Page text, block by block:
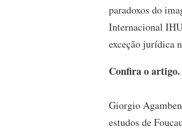
paradoxos do
Internacional
exceção jurídica
Confira o artigo.
Giorgio
estudos de